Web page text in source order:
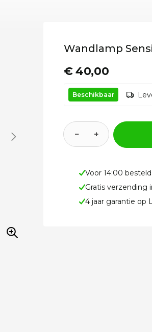
Wandlamp
€ 40,00
Beschikbaar
− +
Voor 14:00
Gratis verzending
4 jaar garantie op